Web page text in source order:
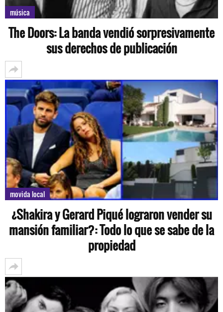
música
The Doors: La banda vendió sorpresivamente
sus derechos de publicación
movida local
¿Shakira y Gerard Piqué lograron vender su
mansión familiar?: Todo lo que se sabe de la
propiedad